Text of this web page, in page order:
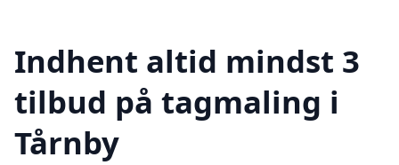
Indhent altid mindst 3
tilbud på tagmaling i
Tårnby